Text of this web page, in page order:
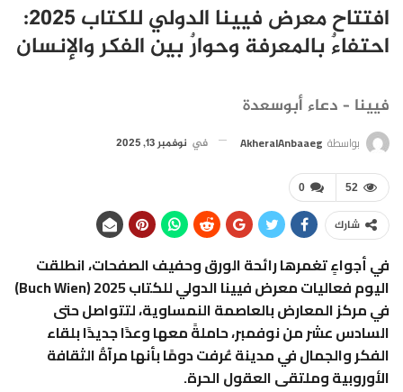
افتتاح معرض فيينا الدولي للكتاب 2025:
احتفاءٌ بالمعرفة وحوارٌ بين الفكر والإنسان
فيينا – دعاء أبوسعدة
بواسطة AkheralAnbaaeg في نوفمبر 13, 2025
0 52
شارك
في أجواءٍ تغمرها رائحة الورق وحفيف الصفحات، انطلقت
اليوم فعاليات معرض فيينا الدولي للكتاب 2025 (Buch Wien)
في مركز المعارض بالعاصمة النمساوية، لتتواصل حتى
السادس عشر من نوفمبر، حاملةً معها وعدًا جديدًا بلقاء
الفكر والجمال في مدينة عُرفت دومًا بأنها مرآةُ الثقافة
الأوروبية وملتقى العقول الحرة.